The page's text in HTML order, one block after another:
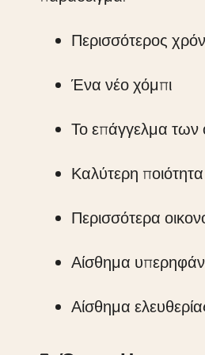
Περισσότερος
Ένα νέο χόμπι
Το επάγγελμα των
Καλύτερη
Περισσότερα
Αίσθημα
Αίσθημα